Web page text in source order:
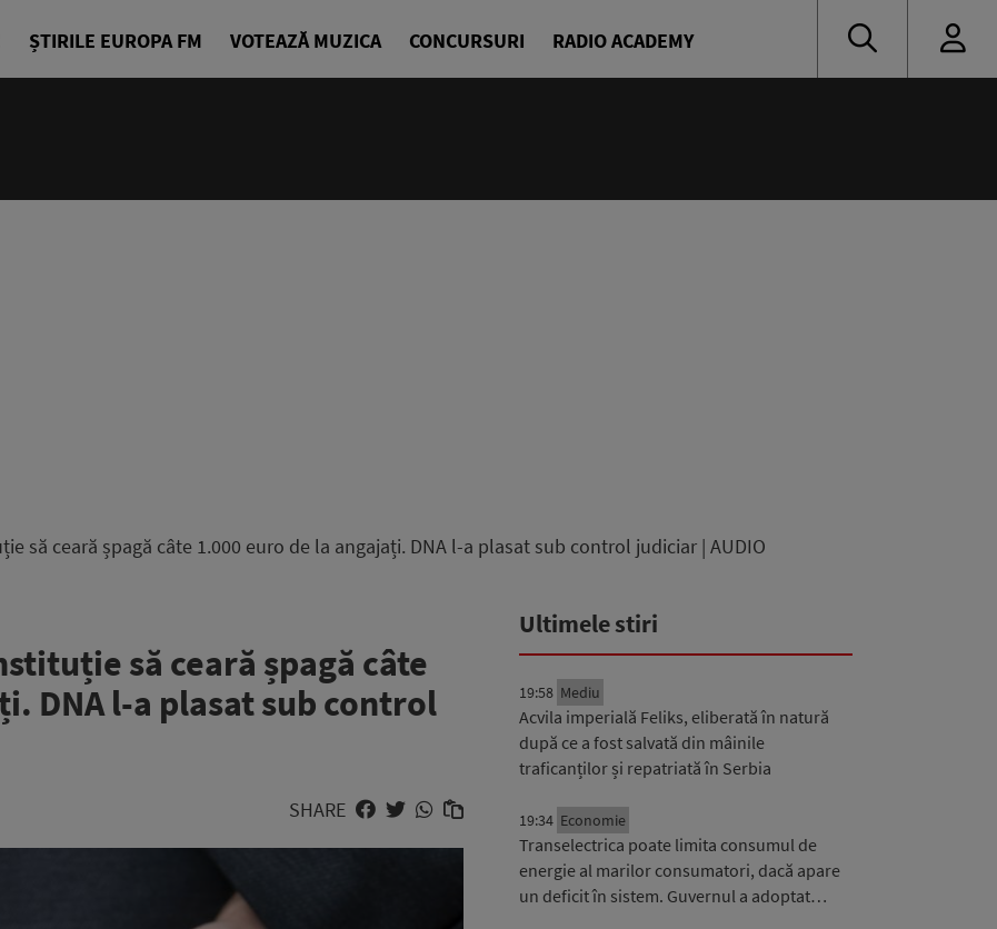
ȘTIRILE EUROPA FM VOTEAZĂ MUZICA CONCURSURI RADIO ACADEMY
să ceară șpagă câte 1.000 euro de la angajați. DNA l-a plasat sub control judiciar | AUDIO
să ceară șpagă câte
DNA l-a plasat sub control
SHARE
Ultimele stiri
19:58 Mediu
Acvila imperială Feliks, eliberată în natură
după ce a fost salvată din mâinile
traficanților și repatriată în Serbia
19:34 Economie
Transelectrica poate limita consumul de
energie al marilor consumatori, dacă apare
un deficit în sistem. Guvernul a adoptat…